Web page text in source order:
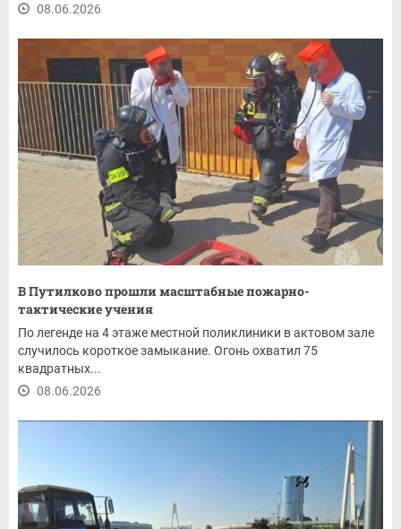
08.06.2026
В Путилково прошли масштабные пожарно-
тактические учения
По легенде на 4 этаже местной поликлиники в актовом зале
случилось короткое замыкание. Огонь охватил 75
квадратных...
08.06.2026